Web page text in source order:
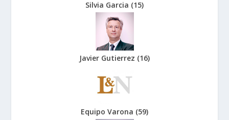
Silvia Garcia (15)
Javier Gutierrez (16)
Equipo Varona (59)